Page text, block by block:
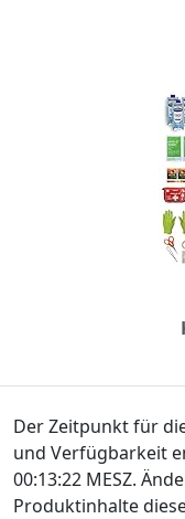
Der Zeitpunkt für
und Verfügbarkeit
00:13:22 MESZ.
Produktinhalte